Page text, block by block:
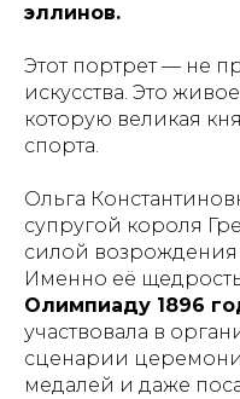
эллинов.
Этот портрет — не
искусства. Это
которую великая
спорта.
Ольга
супругой короля
силой
Именно её
Олимпиаду 1896
участвовала в
сценарии
медалей и даже